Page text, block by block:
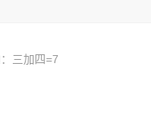
三加四=7